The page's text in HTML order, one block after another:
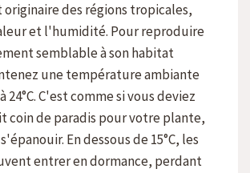
originaire des régions tropicales,
et l'humidité. Pour reproduire
semblable à son habitat
une température ambiante
24°C. C'est comme si vous deviez
coin de paradis pour votre plante,
En dessous de 15°C, les
entrer en dormance, perdant